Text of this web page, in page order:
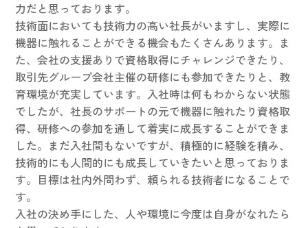
力だと思っております。
技術面においても技術力の高い社長がいますし、実際に
機器に触れることができる機会もたくさんあります。ま
た、会社の支援ありで資格取得にチャレンジできたり、
取引先グループ会社主催の研修にも参加できたりと、教
育環境が充実しています。入社時は何もわからない状態
でしたが、社長のサポートの元で機器に触れたり資格取
得、研修への参加を通して着実に成長することができま
した。まだ入社間もないですが、積極的に経験を積み、
技術的にも人間的にも成長していきたいと思っておりま
す。目標は社内外問わず、頼られる技術者になることで
す。
入社の決め手にした、人や環境に今度は自身がなれたら